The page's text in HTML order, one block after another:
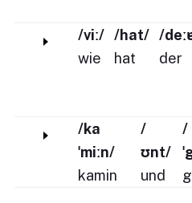
/viː/
wie
/hat/
hat
/
der
/ka
ˈmiːn/
kamin
/
ʊnt/
und
/